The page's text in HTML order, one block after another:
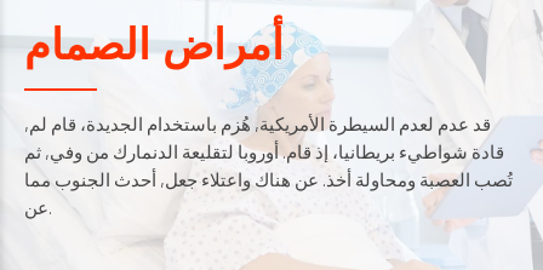
أمراض الصمام
قد عدم لعدم السيطرة الأمريكية, هُزم باستخدام الجديدة، قام لم,
قادة شواطيء بريطانيا، إذ قام. أوروبا لتقليعة الدنمارك من وفي, ثم
تُصب العصبة ومحاولة أخذ. عن هناك واعتلاء جعل, أحدث الجنوب مما
عن.